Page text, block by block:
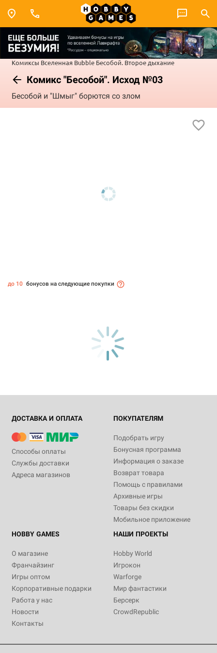
Комиксы Вселенная Bubble Бесобой. Второе дыхание
Комикс "Бесобой". Исход №03
Бесобой и "Шмыг" борются со злом
до 10 бонусов на следующие покупки
ДОСТАВКА И ОПЛАТА
Способы оплаты
Службы доставки
Адреса магазинов
ПОКУПАТЕЛЯМ
Подобрать игру
Бонусная программа
Информация о заказе
Возврат товара
Помощь с правилами
Архивные игры
Товары без скидки
Мобильное приложение
HOBBY GAMES
О магазине
Франчайзинг
Игры оптом
Корпоративные подарки
Работа у нас
Новости
Контакты
НАШИ ПРОЕКТЫ
Hobby World
Игрокон
Warforge
Мир фантастики
Берсерк
CrowdRepublic